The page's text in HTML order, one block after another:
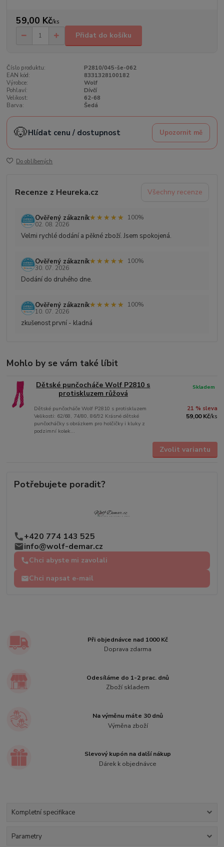
59,00 Kč/ks
Přidat do košíku
Číslo produktu:
P2810/045-še-062
EAN kód:
8331328100182
Výrobce:
Wolf
Pohlaví:
Dívčí
Velikost:
62-68
Barva:
Šedá
🐶Hlídat cenu / dostupnost Upozornit mě
Do oblíbených
Recenze z Heureka.cz Všechny recenze
Ověřený zákazník★★★★★
★★★★★
100%
02. 08. 2026
Velmi rychlé dodání a pěkné zboží. Jsem spokojená.
Ověřený zákazník★★★★★
★★★★★
100%
30. 07. 2026
Dodání do druhého dne.
Ověřený zákazník★★★★★
★★★★★
100%
10. 07. 2026
zkušenost první - kladná
Mohlo by se vám také líbit
Dětské punčocháče Wolf P2810 s
protiskluzem růžová
Dětské punčocháče Wolf P2810 s protiskluzem
Velikosti: 62/68, 74/80, 86/92 Krásné dětské
punčocháčky s obrázkem pro holčičky i kluky z
podzimní kolek...
21 % sleva
59,00 Kč/ks
Skladem
Zvolit variantu
Potřebujete poradit?
+420 774 143 525
info@wolf-demar.cz
Chci abyste mi zavolali
Chci napsat e-mail
Při objednávce nad 1000 Kč
Doprava zdarma
Odesíláme do 1-2 prac. dnů
Zboží skladem
Na výměnu máte 30 dnů
Výměna zboží
Slevový kupón na další nákup
Dárek k objednávce
Kompletní specifikace
Parametry